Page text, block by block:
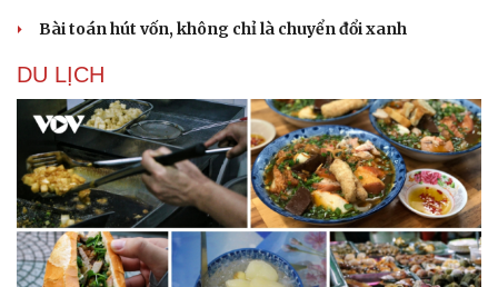
Cây thuốc
Nhi khoa
Nam khoa
Làm đẹp - giảm cân
Phòng mạch online
Ăn sạch sống khỏe
Blog
Bài toán hút vốn, không chỉ là chuyển đổi xanh
DU LỊCH